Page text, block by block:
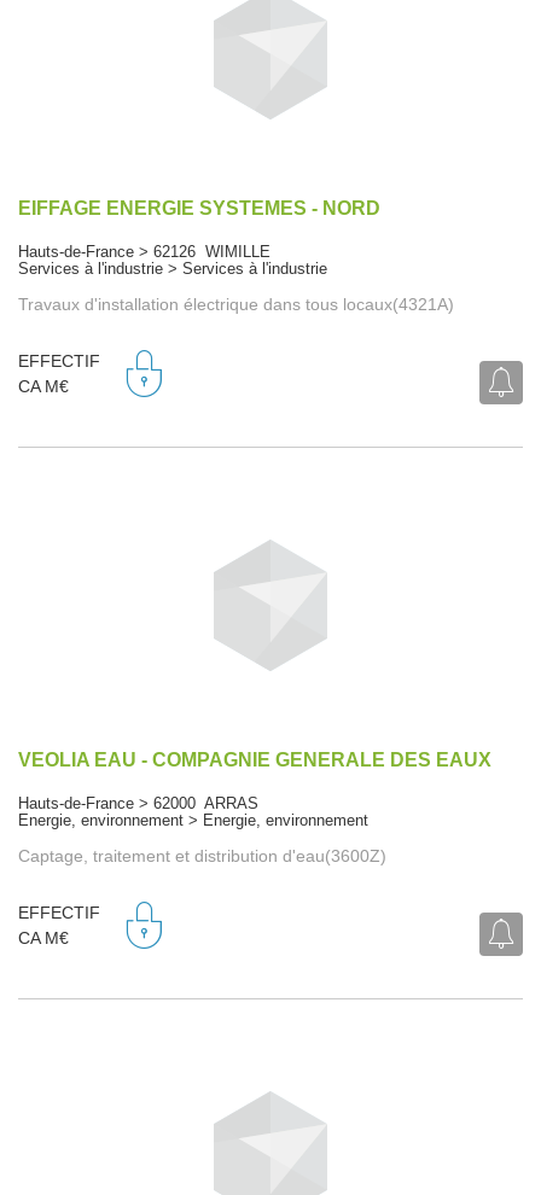
EIFFAGE ENERGIE SYSTEMES - NORD
Hauts-de-France > 62126 WIMILLE
Services à l'industrie > Services à l'industrie
Travaux d'installation électrique dans tous locaux(4321A)
EFFECTIF
CA M€
VEOLIA EAU - COMPAGNIE GENERALE DES EAUX
Hauts-de-France > 62000 ARRAS
Energie, environnement > Energie, environnement
Captage, traitement et distribution d'eau(3600Z)
EFFECTIF
CA M€